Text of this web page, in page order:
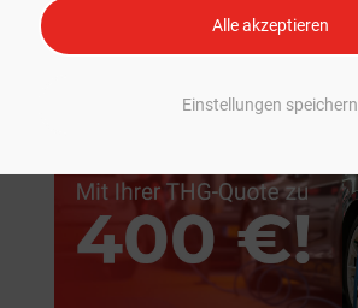
Alle akzeptieren
Einstellungen speichern
Empfohlen